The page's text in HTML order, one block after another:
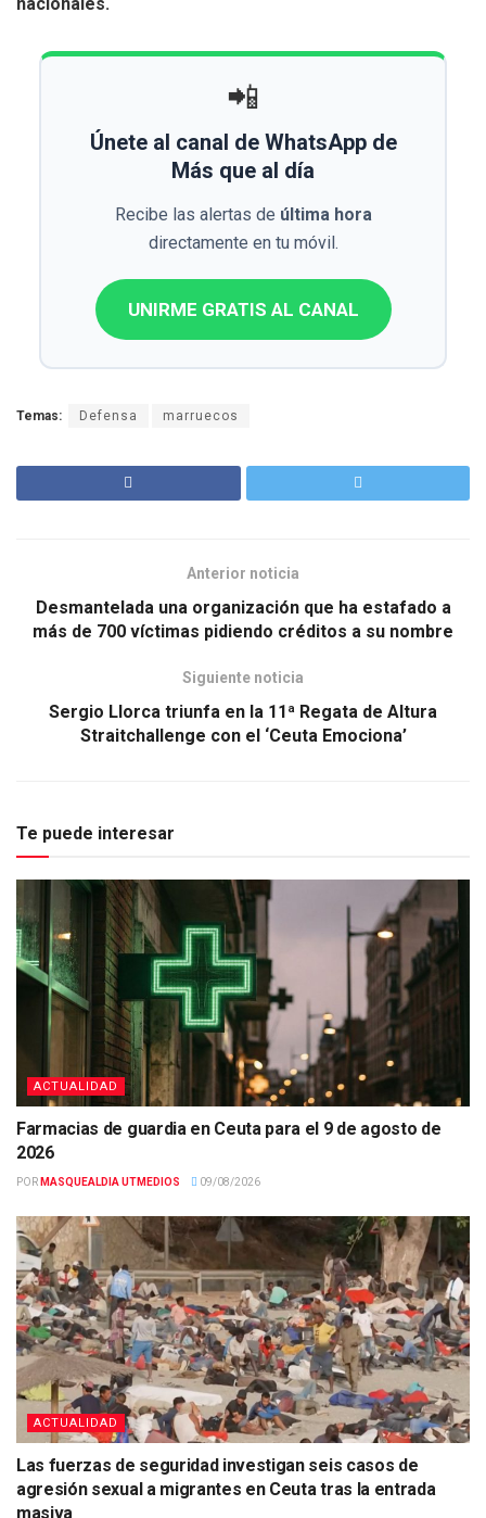
📲
Únete al canal de WhatsApp de
Más que al día
Recibe las alertas de última hora
directamente en tu móvil.
UNIRME GRATIS AL CANAL
Temas: Defensa marruecos
Anterior noticia
Desmantelada una organización que ha estafado a
más de 700 víctimas pidiendo créditos a su nombre
Siguiente noticia
Sergio Llorca triunfa en la 11ª Regata de Altura
Straitchallenge con el ‘Ceuta Emociona’
Te puede interesar
ACTUALIDAD
Farmacias de guardia en Ceuta para el 9 de agosto de
2026
POR MASQUEALDIA UTMEDIOS 09/08/2026
ACTUALIDAD
Las fuerzas de seguridad investigan seis casos de
agresión sexual a migrantes en Ceuta tras la entrada
masiva